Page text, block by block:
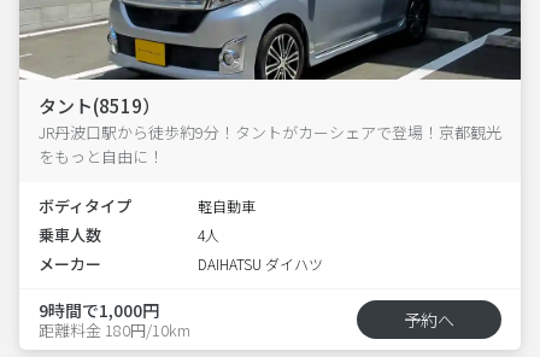
タント(8519）
JR丹波口駅から徒歩約9分！タントがカーシェアで登場！京都観光
をもっと自由に！
ボディタイプ 軽自動車
乗車人数 4人
メーカー DAIHATSU ダイハツ
9時間で1,000円
距離料金 180円/10km 予約へ